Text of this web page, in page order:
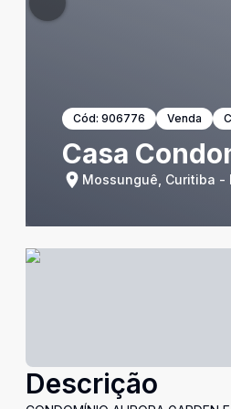
Cód: 906776 Venda
Casa
Mossunguê, Curitiba -
Descrição